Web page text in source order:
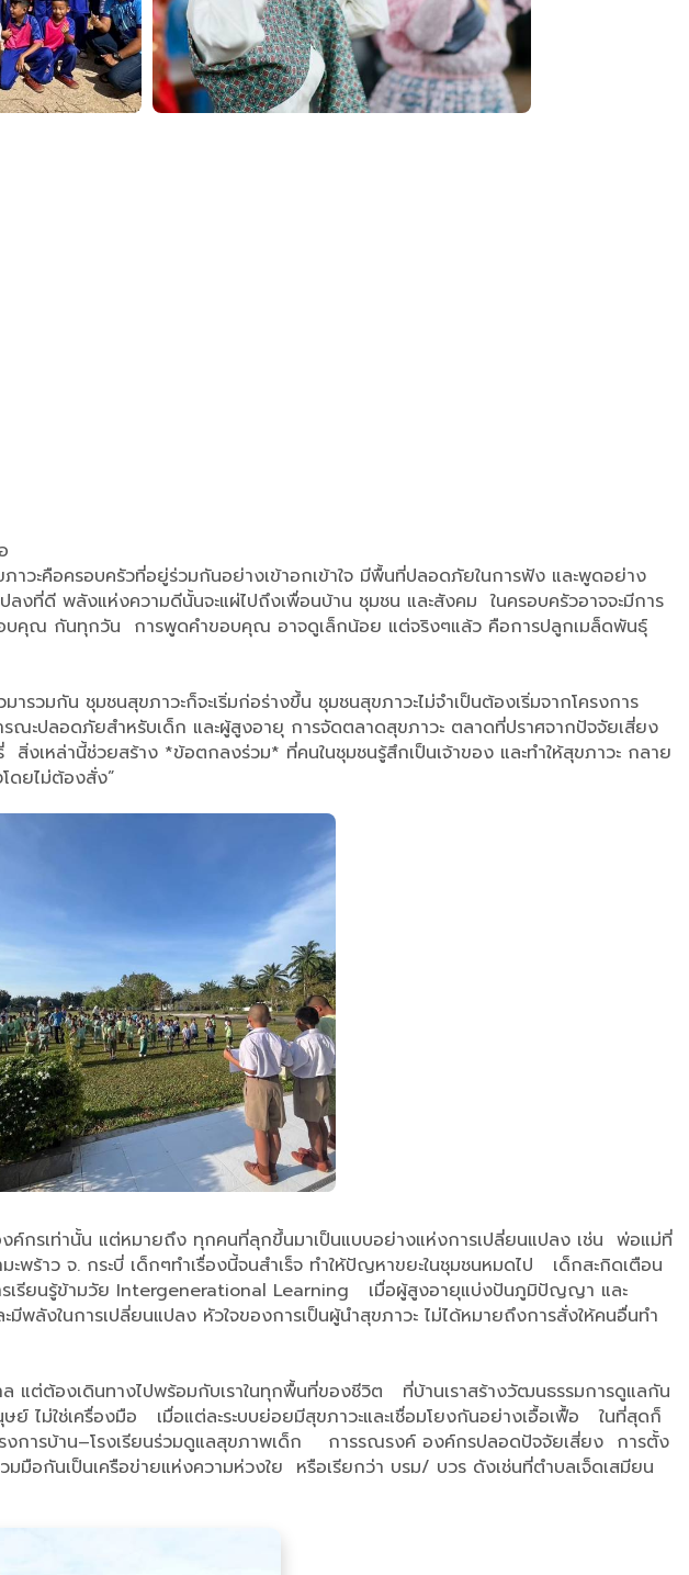
ะคือครอบครัวที่อยู่ร่วมกันอย่างเข้าอกเข้าใจ มีพื้นที่ปลอดภัยในการฟัง และพูดอย่าง
ที่ดี พลังแห่งความดีนั้นจะแผ่ไปถึงเพื่อนบ้าน ชุมชน และสังคม ในครอบครัวอาจจะมีการ
บคุณ กันทุกวัน การพูดคำขอบคุณ อาจดูเล็กน้อย แต่จริงๆแล้ว คือการปลูกเมล็ดพันธุ์
มกัน ชุมชนสุขภาวะก็จะเริ่มก่อร่างขึ้น ชุมชนสุขภาวะไม่จำเป็นต้องเริ่มจากโครงการ
ะปลอดภัยสำหรับเด็ก และผู้สูงอายุ การจัดตลาดสุขภาวะ ตลาดที่ปราศจากปัจจัยเสี่ยง
งเหล่านี้ช่วยสร้าง *ข้อตกลงร่วม* ที่คนในชุมชนรู้สึกเป็นเจ้าของ และทำให้สุขภาวะ กลาย
ดยไม่ต้องสั่ง”
กรเท่านั้น แต่หมายถึง ทุกคนที่ลุกขึ้นมาเป็นแบบอย่างแห่งการเปลี่ยนแปลง เช่น พ่อแม่ที่
ร้าว จ. กระบี่ เด็กๆทำเรื่องนี้จนสำเร็จ ทำให้ปัญหาขยะในชุมชนหมดไป เด็กสะกิดเตือน
เรียนรู้ข้ามวัย Intergenerational Learning เมื่อผู้สูงอายุแบ่งปันภูมิปัญญา และ
ลังในการเปลี่ยนแปลง หัวใจของการเป็นผู้นำสุขภาวะ ไม่ได้หมายถึงการสั่งให้คนอื่นทำ
แต่ต้องเดินทางไปพร้อมกับเราในทุกพื้นที่ของชีวิต ที่บ้านเราสร้างวัฒนธรรมการดูแลกัน
ย์ ไม่ใช่เครื่องมือ เมื่อแต่ละระบบย่อยมีสุขภาวะและเชื่อมโยงกันอย่างเอื้อเฟื้อ ในที่สุดก็
งการบ้าน–โรงเรียนร่วมดูแลสุขภาพเด็ก การรณรงค์ องค์กรปลอดปัจจัยเสี่ยง การตั้ง
มมือกันเป็นเครือข่ายแห่งความห่วงใย หรือเรียกว่า บรม/ บวร ดังเช่นที่ตำบลเจ็ดเสมียน